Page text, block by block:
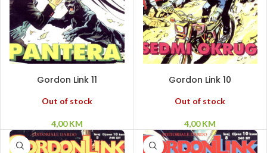
Gordon Link 11
Out of stock
4,00KM
Gordon Link 10
Out of stock
4,00KM